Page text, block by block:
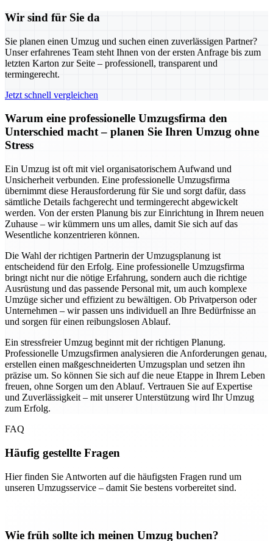
Wir sind für Sie da
Sie planen einen Umzug und suchen einen zuverlässigen Partner?
Unser erfahrenes Team steht Ihnen von der ersten Anfrage bis zum
letzten Karton zur Seite – professionell, transparent und
termingerecht.
Jetzt schnell vergleichen
Warum eine professionelle Umzugsfirma den
Unterschied macht – planen Sie Ihren Umzug ohne
Stress
Ein Umzug ist oft mit viel organisatorischem Aufwand und
Unsicherheit verbunden. Eine professionelle Umzugsfirma
übernimmt diese Herausforderung für Sie und sorgt dafür, dass
sämtliche Details fachgerecht und termingerecht abgewickelt
werden. Von der ersten Planung bis zur Einrichtung in Ihrem neuen
Zuhause – wir kümmern uns um alles, damit Sie sich auf das
Wesentliche konzentrieren können.
Die Wahl der richtigen Partnerin der Umzugsplanung ist
entscheidend für den Erfolg. Eine professionelle Umzugsfirma
bringt nicht nur die nötige Erfahrung, sondern auch die richtige
Ausrüstung und das passende Personal mit, um auch komplexe
Umzüge sicher und effizient zu bewältigen. Ob Privatperson oder
Unternehmen – wir passen uns individuell an Ihre Bedürfnisse an
und sorgen für einen reibungslosen Ablauf.
Ein stressfreier Umzug beginnt mit der richtigen Planung.
Professionelle Umzugsfirmen analysieren die Anforderungen genau,
erstellen einen maßgeschneiderten Umzugsplan und setzen ihn
präzise um. So können Sie sich auf die neue Etappe in Ihrem Leben
freuen, ohne Sorgen um den Ablauf. Vertrauen Sie auf Expertise
und Zuverlässigkeit – mit unserer Unterstützung wird Ihr Umzug
zum Erfolg.
FAQ
Häufig gestellte Fragen
Hier finden Sie Antworten auf die häufigsten Fragen rund um
unseren Umzugsservice – damit Sie bestens vorbereitet sind.
Wie früh sollte ich meinen Umzug buchen?